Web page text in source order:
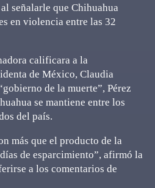
señalarle que Chihuahua
en violencia entre las 32
calificara a la
de México, Claudia
de la muerte”, Pérez
se mantiene entre los
del país.
más que el producto de la
de esparcimiento”, afirmó la
a los comentarios de